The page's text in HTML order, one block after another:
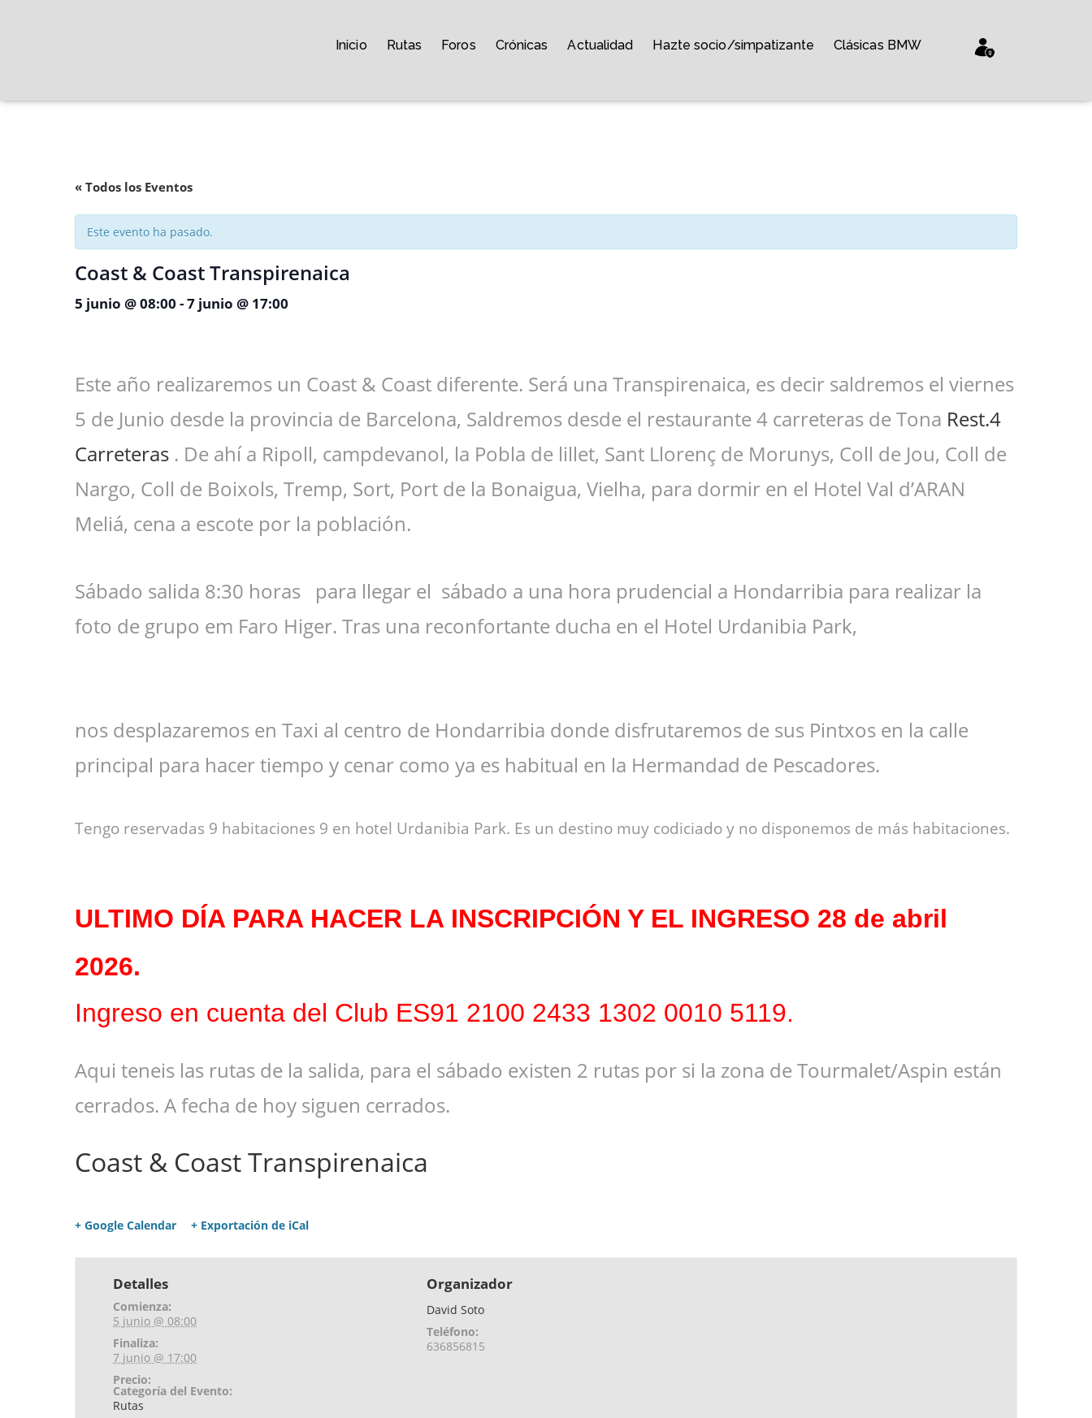
Inicio Rutas Foros Crónicas Actualidad Hazte socio/simpatizante Clásicas BMW
« Todos los Eventos
Este evento ha pasado.
Coast & Coast Transpirenaica
5 junio @ 08:00 -7 junio @ 17:00
Este año realizaremos un Coast & Coast diferente. Será una Transpirenaica, es decir saldremos el viernes
5 de Junio desde la provincia de Barcelona, Saldremos desde el restaurante 4 carreteras de Tona Rest.4
Carreteras . De ahí a Ripoll, campdevanol, la Pobla de lillet, Sant Llorenç de Morunys, Coll de Jou, Coll de
Nargo, Coll de Boixols, Tremp, Sort, Port de la Bonaigua, Vielha, para dormir en el Hotel Val d’ARAN
Meliá, cena a escote por la población.
Sábado salida 8:30 horas para llegar el sábado a una hora prudencial a Hondarribia para realizar la
foto de grupo em Faro Higer. Tras una reconfortante ducha en el Hotel Urdanibia Park,
nos desplazaremos en Taxi al centro de Hondarribia donde disfrutaremos de sus Pintxos en la calle
principal para hacer tiempo y cenar como ya es habitual en la Hermandad de Pescadores.
Tengo reservadas 9 habitaciones 9 en hotel Urdanibia Park. Es un destino muy codiciado y no disponemos de más habitaciones.
ULTIMO DÍA PARA HACER LA INSCRIPCIÓN Y EL INGRESO 28 de abril
2026.
Ingreso en cuenta del Club ES91 2100 2433 1302 0010 5119.
Aqui teneis las rutas de la salida, para el sábado existen 2 rutas por si la zona de Tourmalet/Aspin están
cerrados. A fecha de hoy siguen cerrados.
Coast & Coast Transpirenaica
+ Google Calendar + Exportación de iCal
Detalles
Comienza:
5 junio @ 08:00
Finaliza:
7 junio @ 17:00
Precio:
Categoría del Evento:
Rutas
Organizador
David Soto
Teléfono:
636856815